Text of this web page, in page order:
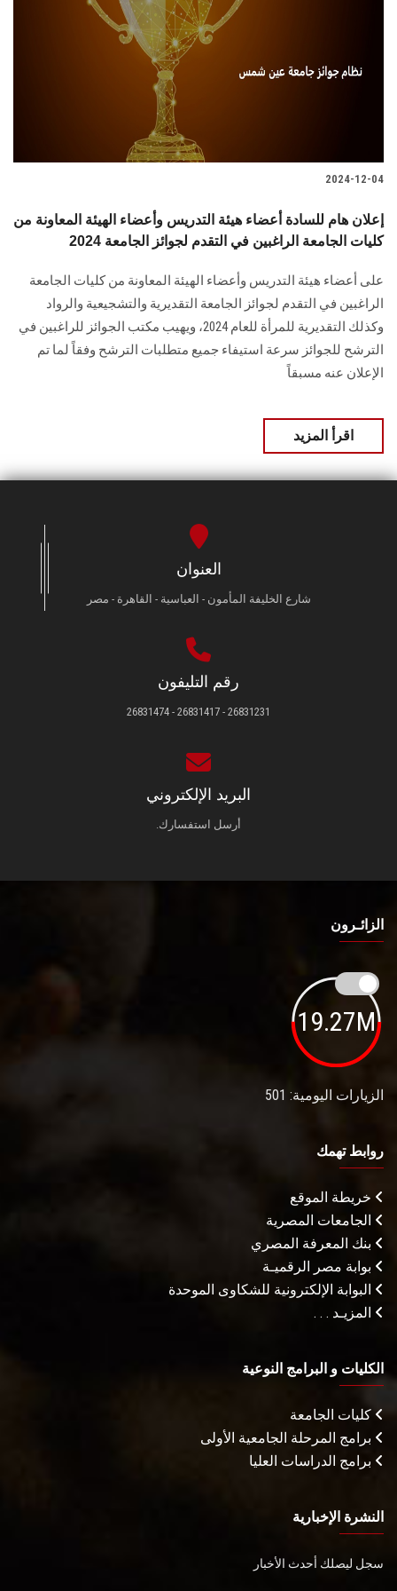
2024-12-04
إعلان هام للسادة أعضاء هيئة التدريس وأعضاء الهيئة المعاونة من
كليات الجامعة الراغبين في التقدم لجوائز الجامعة 2024
على أعضاء هيئة التدريس وأعضاء الهيئة المعاونة من كليات الجامعة
الراغبين في التقدم ‏لجوائز الجامعة التقديرية والتشجيعية والرواد
وكذلك التقديرية للمرأة للعام 2024، ويهيب مكتب ‏الجوائز للراغبين في
الترشح للجوائز سرعة استيفاء جميع متطلبات الترشح وفقاً لما تم
‏الإعلان عنه مسبقاً
اقرأ المزيد
العنوان
شارع الخليفة المأمون - العباسية - القاهرة - مصر
رقم التليفون
26831231 - 26831417 - 26831474
البريد الإلكتروني
أرسل استفسارك.
الزائـرون
19.27M
الزيارات اليومية: 501
روابط تهمك
خريطة الموقع
الجامعات المصرية
بنك المعرفة المصري
بوابة مصر الرقميـة
البوابة الإلكترونية للشكاوى الموحدة
المزيـد . . .
الكليات و البرامج النوعية
كليات الجامعة
برامج المرحلة الجامعية الأولى
برامج الدراسات العليا
النشرة الإخبارية
سجل ليصلك أحدث الأخبار